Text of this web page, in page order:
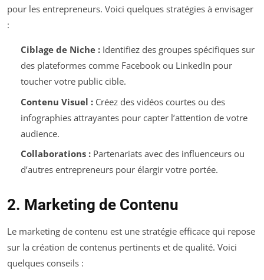
pour les entrepreneurs. Voici quelques stratégies à envisager
:
Ciblage de Niche :Identifiez des groupes spécifiques sur
des plateformes comme Facebook ou LinkedIn pour
toucher votre public cible.
Contenu Visuel :Créez des vidéos courtes ou des
infographies attrayantes pour capter l’attention de votre
audience.
Collaborations :Partenariats avec des influenceurs ou
d’autres entrepreneurs pour élargir votre portée.
2. Marketing de Contenu
Le marketing de contenu est une stratégie efficace qui repose
sur la création de contenus pertinents et de qualité. Voici
quelques conseils :